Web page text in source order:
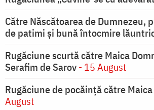
Către Născătoarea de Dumnezeu,
de patimi și bună întocmire
Rugăciune scurtă către Maica
Serafim de Sarov- 15 August
Rugăciune de pocăinţă către
August